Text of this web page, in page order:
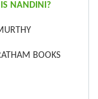
NANDINI?
BOOKS